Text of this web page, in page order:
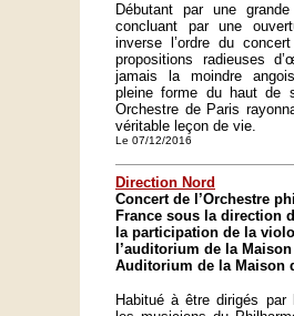
Débutant par une
concluant par une
inverse l’ordre du
propositions radieuses
jamais la moindre
pleine forme du haut de
Orchestre de Paris
véritable leçon de vie.
Le 07/12/2016
Direction Nord
Concert de l’Orchestre
France sous la direction
la participation de la
l’auditorium de la
Auditorium de la Maison
Habitué à être dirigés par